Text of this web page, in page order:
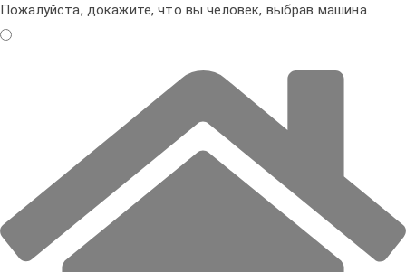
Пожалуйста, докажите, что вы человек, выбрав машина.